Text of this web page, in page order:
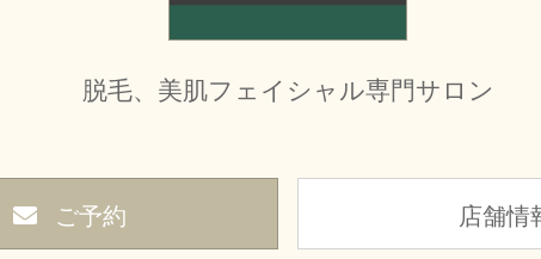
脱毛、美肌フェイシャル専門サロン
ご予約 店舗情